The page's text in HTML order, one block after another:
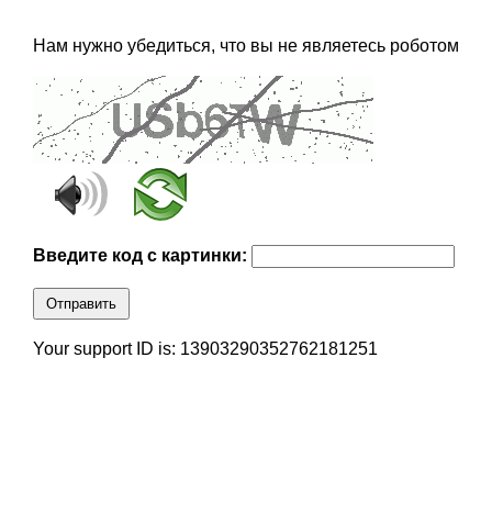
Нам нужно убедиться, что вы не являетесь роботом
Введите код с картинки:
Отправить
Your support ID is: 13903290352762181251